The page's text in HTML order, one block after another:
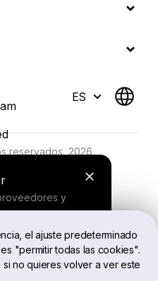
el ajuste predeterminado
"permitir todas las cookies".
no quieres volver a ver este
y
ES
reservados, 2026